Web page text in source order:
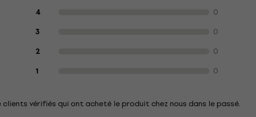
4 0
3 0
2 0
1 0
clients vérifiés qui ont acheté le produit chez nous dans le passé.